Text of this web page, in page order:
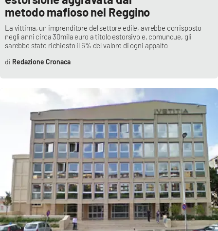
SPECIALI
Buona Sanità Calabria
LA
CALABRIAVISIONE
Destinazioni
Eventi
Food
Storie
NETWORK
Lacplay.it
metodo mafioso nel Reggino
La vittima, un imprenditore del settore edile, avrebbe corrisposto
negli anni circa 30mila euro a titolo estorsivo e, comunque, gli
sarebbe stato richiesto il 6% del valore di ogni appalto
Redazione Cronaca